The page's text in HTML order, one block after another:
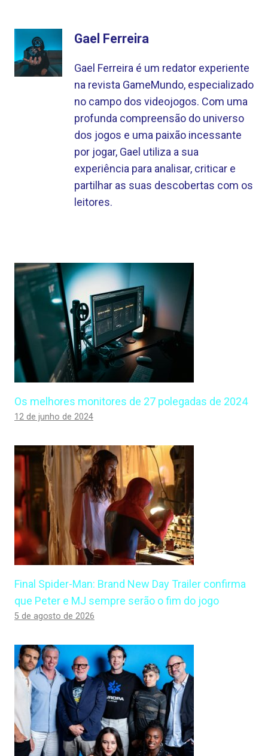
Gael Ferreira
Gael Ferreira é um redator experiente
na revista GameMundo, especializado
no campo dos videojogos. Com uma
profunda compreensão do universo
dos jogos e uma paixão incessante
por jogar, Gael utiliza a sua
experiência para analisar, criticar e
partilhar as suas descobertas com os
leitores.
Os melhores monitores de 27 polegadas de 2024
12 de junho de 2024
Final Spider-Man: Brand New Day Trailer confirma
que Peter e MJ sempre serão o fim do jogo
5 de agosto de 2026